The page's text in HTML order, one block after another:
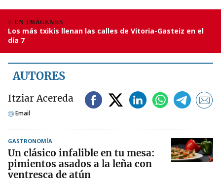
EN IMÁGENES
Los más txikis llenan las calles de Vitoria-Gasteiz en el
día 7
AUTORES
Itziar Acereda
Email
GASTRONOMÍA
Un clásico infalible en tu mesa:
pimientos asados a la leña con
ventresca de atún